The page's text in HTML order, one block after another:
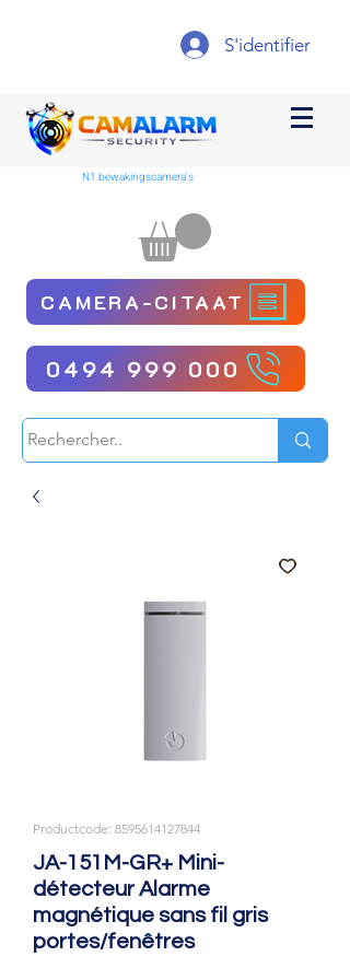
S'identifier
N1 bewakingscamera's
CAMERA-CITAAT
0494 999 000
Productcode: 8595614127844
JA-151M-GR+ Mini-
détecteur Alarme
magnétique sans fil gris
portes/fenêtres